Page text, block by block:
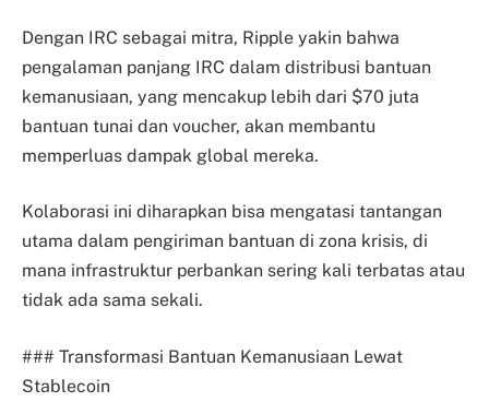
Dengan IRC sebagai mitra, Ripple yakin bahwa
pengalaman panjang IRC dalam distribusi bantuan
kemanusiaan, yang mencakup lebih dari $70 juta
bantuan tunai dan voucher, akan membantu
memperluas dampak global mereka.
Kolaborasi ini diharapkan bisa mengatasi tantangan
utama dalam pengiriman bantuan di zona krisis, di
mana infrastruktur perbankan sering kali terbatas atau
tidak ada sama sekali.
### Transformasi Bantuan Kemanusiaan Lewat
Stablecoin